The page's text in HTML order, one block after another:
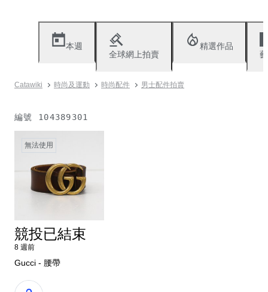
本週
全球網上拍賣
精選作品
Catawiki 時尚及運動 時尚配件 男士配件拍賣
編號 104389301
無法使用
競投已結束
8 週前
Gucci - 腰帶